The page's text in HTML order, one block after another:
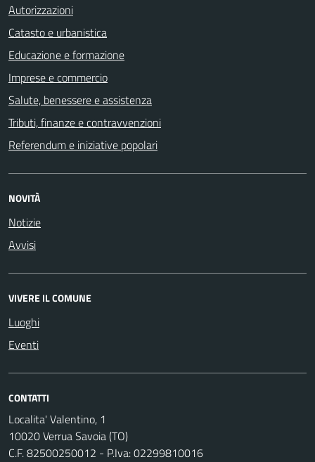
Autorizzazioni
Catasto e urbanistica
Educazione e formazione
Imprese e commercio
Salute, benessere e assistenza
Tributi, finanze e contravvenzioni
Referendum e iniziative popolari
NOVITÀ
Notizie
Avvisi
VIVERE IL COMUNE
Luoghi
Eventi
CONTATTI
Localita' Valentino, 1
10020 Verrua Savoia (TO)
C.F. 82500250012 - P.Iva: 02299810016